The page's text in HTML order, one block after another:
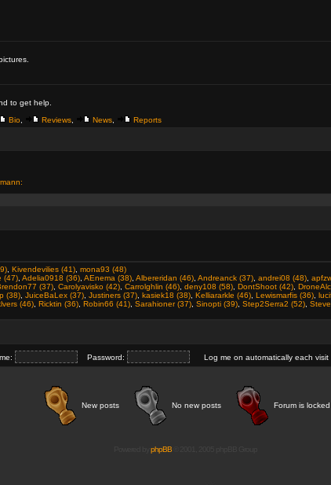
to get help.
Bio Reviews News Reports
Kivendevilies (41) mona93 (48)
(47) Adelia0918 (36) AEnema (38) Albereridan (46) Andreanck (37) andrei08 (48)
(37) Carolyavisko (42) Carrolghlin (46) deny108 (58) DontShoot (42)
(38) JuiceBaLex (37) Justiners (37) kasiek18 (38) Kelliararkle (46) Lewismarfis (36)
(46) Ricktin (36) Robin66 (41) Sarahioner (37) Sinopti (39) Step2Serra2 (52)
Password: Log me on automatically each visit
New posts No new posts Forum is locked
phpBB© 2001, 2005 phpBB Group